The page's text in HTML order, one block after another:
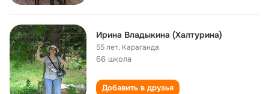
Ирина Владыкина (Халтурина)
55 лет, Караганда
66 школа
Добавить в друзья